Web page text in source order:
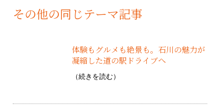
その他の同じテーマ記事
体験もグルメも絶景も。石川の魅力が
凝縮した道の駅ドライブへ
（続きを読む）